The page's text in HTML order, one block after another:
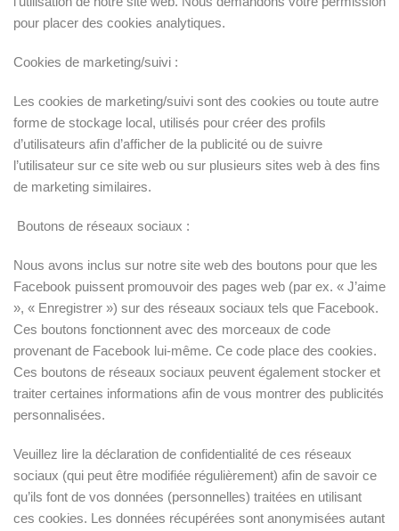
pour placer des cookies analytiques.
Cookies de marketing/suivi :
Les cookies de marketing/suivi sont des cookies ou toute autre
forme de stockage local, utilisés pour créer des profils
d’utilisateurs afin d’afficher de la publicité ou de suivre
l’utilisateur sur ce site web ou sur plusieurs sites web à des fins
de marketing similaires.
Boutons de réseaux sociaux :
Nous avons inclus sur notre site web des boutons pour que les
Facebook puissent promouvoir des pages web (par ex. « J’aime
», « Enregistrer ») sur des réseaux sociaux tels que Facebook.
Ces boutons fonctionnent avec des morceaux de code
provenant de Facebook lui-même. Ce code place des cookies.
Ces boutons de réseaux sociaux peuvent également stocker et
traiter certaines informations afin de vous montrer des publicités
personnalisées.
Veuillez lire la déclaration de confidentialité de ces réseaux
sociaux (qui peut être modifiée régulièrement) afin de savoir ce
qu’ils font de vos données (personnelles) traitées en utilisant
ces cookies. Les données récupérées sont anonymisées autant